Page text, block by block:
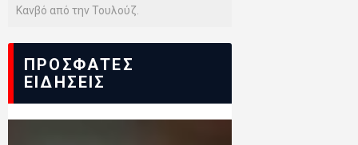
Κανβό από την Τουλούζ.
ΠΡΟΣΦΑΤΕΣ
ΕΙΔΗΣΕΙΣ